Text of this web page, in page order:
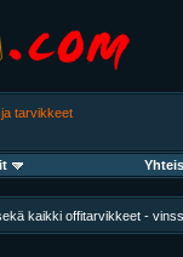
tarvikkeet
kaikki offitarvikkeet -